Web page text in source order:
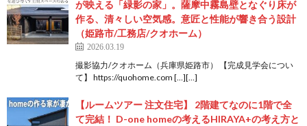
が映える「緑影の家」。薩摩中霧島壁となぐり床が
作る、清々しい空気感。意匠と性能が響き合う設計
（姫路市/工務店/クオホーム）
2026.03.19
撮影協力/クオホーム（兵庫県姫路市） 【完成見学会につい
て】 https://quohome.com […][…]
【ルームツアー 注文住宅】 2階建てなのに1階で全
て完結！ D-one homeの考えるHIRAYA+の考え方と